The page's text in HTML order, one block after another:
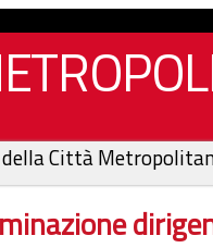
Città